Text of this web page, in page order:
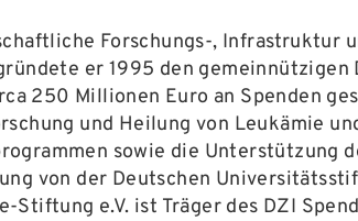
Forschungs-, Infrastruktur
er 1995 den
250 Millionen Euro an Spenden
und Heilung von Leukämie
sowie die
von der Deutschen
e.V. ist Träger des DZI